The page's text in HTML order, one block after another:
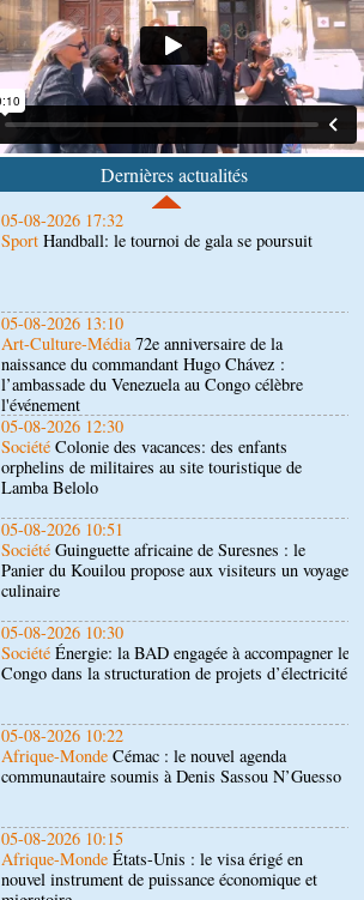
Dernières actualités
05-08-2026 22:10
ÉconomieEconomie : un accord signé à Pointe-
Noire pour la valorisation des produits forestiers
non ligneux
05-08-2026 17:32
05-08-2026 13:10
Art-Culture-Média72e anniversaire de la
05-08-2026 12:30
SociétéColonie des vacances: des enfants
orphelins de militaires au site touristique de
Lamba Belolo
05-08-2026 10:51
Société Guinguette africaine de Suresnes : le
Panier du Kouilou propose aux visiteurs un voyage
culinaire
05-08-2026 10:30
Société Énergie: la BAD engagée à accompagner le
Congo dans la structuration de projets d’électricité
05-08-2026 10:22
Afrique-Monde Cémac : le nouvel agenda
communautaire soumis à Denis Sassou N’Guesso
05-08-2026 10:15
Afrique-Monde États-Unis : le visa érigé en
nouvel instrument de puissance économique et
04-08-2026 18:00
SportFootball: le Congo interdit de participer aux
compétitions interclubs de la CAF